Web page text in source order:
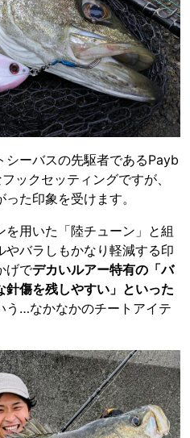
シーバスの先駆者であるPayb
ックセッティングですが、
た印象を受けます。
用いた「陸チューン」と組
バラしもかなり軽減する印
げでデカいルアー特有の「バ
傷を残しやすい」といった
う…なかなかのチートアイテ